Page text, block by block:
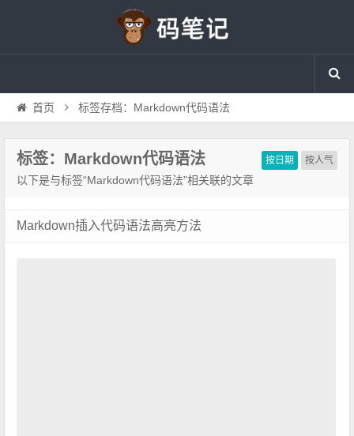
首页 标签存档：Markdown代码语法
按日期 按人气
标签：Markdown代码语法
以下是与标签“Markdown代码语法”相关联的文章
Markdown插入代码语法高亮方法